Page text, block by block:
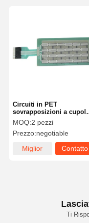
Visita Alla
Fabbrica
Della
Circuiti in PET
sovrapposizioni a
in PU durevoli e lucide
marchi di lusso
MOQ:2 pezzi
Prezzo:negotiable
Miglior
Contatto
Ti